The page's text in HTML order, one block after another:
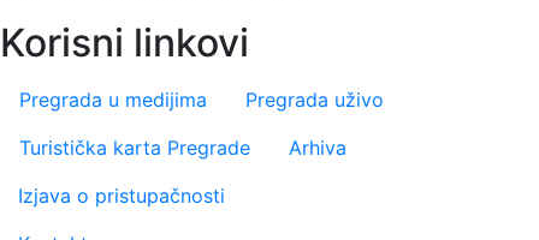
Korisni linkovi
Pregrada u medijima
Pregrada uživo
Turistička karta Pregrade
Arhiva
Footer menu
Izjava o pristupačnosti